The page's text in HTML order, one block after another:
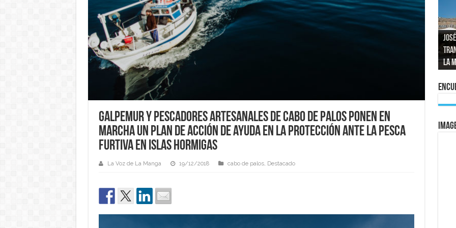
GALPEMUR y Pescadores artesanales de Cabo de Palos ponen en
marcha un plan de acción de ayuda en la protección ante la pesca
furtiva en Islas Hormigas
La Voz de La Manga 19/12/2018 cabo de palos, Destacado
La
La
El
al